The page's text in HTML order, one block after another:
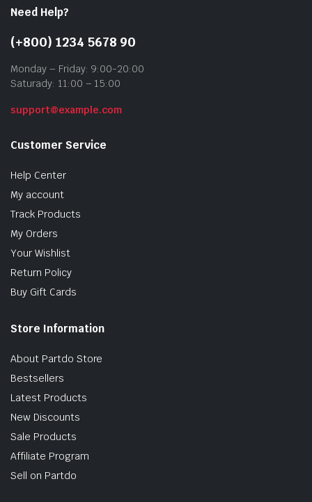
Need Help?
(+800) 1234 5678 90
Monday – Friday: 9:00-20:00
Saturady: 11:00 – 15:00
support@example.com
Customer Service
Help Center
My account
Track Products
My Orders
Your Wishlist
Return Policy
Buy Gift Cards
Store Information
About Partdo Store
Bestsellers
Latest Products
New Discounts
Sale Products
Affiliate Program
Sell on Partdo